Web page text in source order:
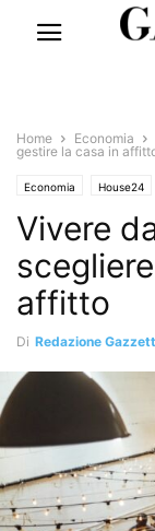
Home Economia
gestire la casa in
Economia House24
Vivere
affitto
Di Redazione